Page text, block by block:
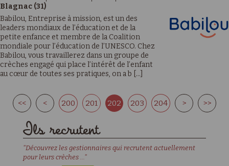
Blagnac (31)
Babilou, Entreprise à mission, est un des
leaders mondiaux de l’éducation et de la
petite enfance et membre de la Coalition
mondiale pour l’éducation de l’UNESCO. Chez
Babilou, vous travaillerez dans un groupe de
crèches engagé qui place l’intérêt de l’enfant
au cœur de toutes ses pratiques, on a b [...]
<< < 200 201 202 203 204 > >>
Ils recrutent
"Découvrez les gestionnaires qui recrutent actuellement
pour leurs crèches ..."